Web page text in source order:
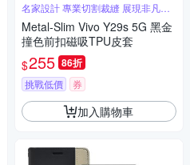
名家設計 專業切割裁縫 展現非凡品
味
Metal-Slim Vivo Y29s 5G 黑金
撞色前扣磁吸TPU皮套
$255 86折
挑戰低價 券
加入購物車